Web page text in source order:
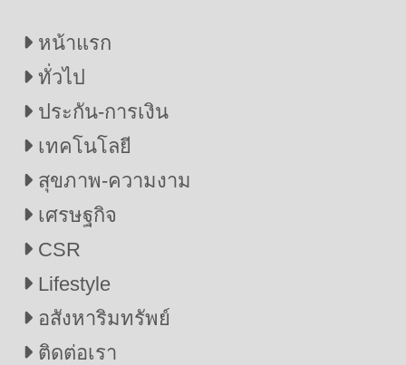
หน้าแรก
ทั่วไป
ประกัน-การเงิน
เทคโนโลยี
สุขภาพ-ความงาม
เศรษฐกิจ
CSR
Lifestyle
อสังหาริมทรัพย์
ติดต่อเรา